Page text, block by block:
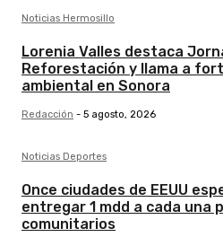
Noticias Hermosillo
Lorenia Valles destaca
Reforestación y llama a
ambiental en Sonora
Redacción - 5 agosto, 2026
Noticias Deportes
Once ciudades de EEUU
entregar 1 mdd a cada una
comunitarios